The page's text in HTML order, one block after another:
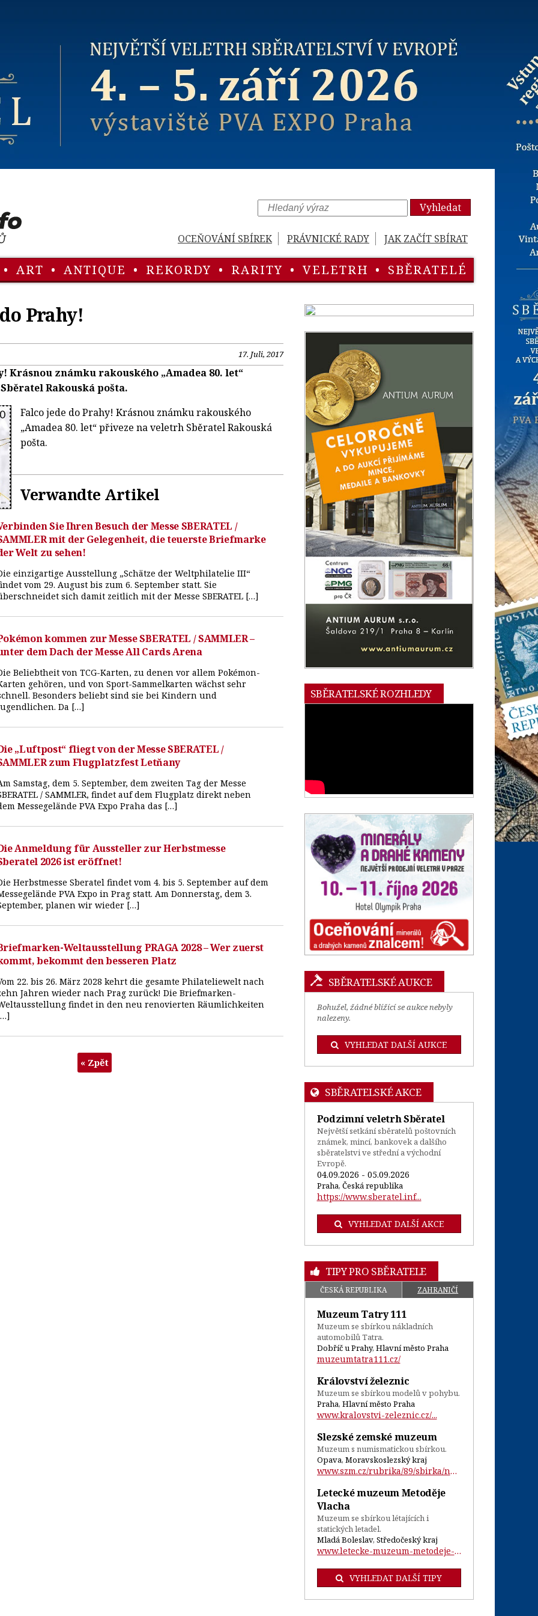
Vyhledat
OCEŇOVÁNÍ SBÍREK PRÁVNICKÉ RADY JAK ZAČÍT SBÍRAT
• ART • ANTIQUE • REKORDY • RARITY • VELETRH • SBĚRATELÉ
Prahy!
17. Juli, 2017
Krásnou známku rakouského „Amadea 80. let“
Rakouská pošta.
Falco jede do Prahy! Krásnou známku rakouského
„Amadea 80. let“ přiveze na veletrh Sběratel Rakouská
pošta.
Verwandte Artikel
Sie Ihren Besuch der Messe SBERATEL /
mit der Gelegenheit, die teuerste Briefmarke
Welt zu sehen!
einzigartige Ausstellung „Schätze der Weltphilatelie III“
vom 29. August bis zum 6. September statt. Sie
sich damit zeitlich mit der Messe SBERATEL […]
kommen zur Messe SBERATEL / SAMMLER –
dem Dach der Messe All Cards Arena
Beliebtheit von TCG-Karten, zu denen vor allem Pokémon-
gehören, und von Sport-Sammelkarten wächst sehr
Besonders beliebt sind sie bei Kindern und
Da […]
„Luftpost“ fliegt von der Messe SBERATEL /
zum Flugplatzfest Letňany
Samstag, dem 5. September, dem zweiten Tag der Messe
/ SAMMLER, findet auf dem Flugplatz direkt neben
Messegelände PVA Expo Praha das […]
Anmeldung für Aussteller zur Herbstmesse
2026 ist eröffnet!
Herbstmesse Sberatel findet vom 4. bis 5. September auf dem
PVA Expo in Prag statt. Am Donnerstag, dem 3.
planen wir wieder […]
Weltausstellung PRAGA 2028 – Wer zuerst
bekommt den besseren Platz
22. bis 26. März 2028 kehrt die gesamte Philateliewelt nach
Jahren wieder nach Prag zurück! Die Briefmarken-
findet in den neu renovierten Räumlichkeiten
« Zpět
SBĚRATELSKÉ ROZHLEDY
SBĚRATELSKÉ AUKCE
Bohužel, žádné blížící se aukce nebyly
nalezeny.
VYHLEDAT DALŠÍ AUKCE
SBĚRATELSKÉ AKCE
Podzimní veletrh Sběratel
Největší setkání sběratelů poštovních
známek, mincí, bankovek a dalšího
sběratelstvi ve střední a východní
Evropě.
04.09.2026 - 05.09.2026
Praha, Česká republika
https://www.sberatel.inf...
VYHLEDAT DALŠÍ AKCE
TIPY PRO SBĚRATELE
ČESKÁ REPUBLIKA ZAHRANIČÍ
Muzeum Tatry 111
Muzeum se sbírkou nákladních
automobilů Tatra.
Dobříč u Prahy, Hlavní město Praha
muzeumtatra111.cz/
Království železnic
Muzeum se sbírkou modelů v pohybu.
Praha, Hlavní město Praha
www.kralovstvi-zeleznic.cz/...
Slezské zemské muzeum
Muzeum s numismatickou sbírkou.
Opava, Moravskoslezský kraj
www.szm.cz/rubrika/89/sbirka/numizmatick...
Letecké muzeum Metoděje
Vlacha
Muzeum se sbírkou létajících i
statických letadel.
Mladá Boleslav, Středočeský kraj
www.letecke-muzeum-metodeje-vlacha.cz/...
VYHLEDAT DALŠÍ TIPY